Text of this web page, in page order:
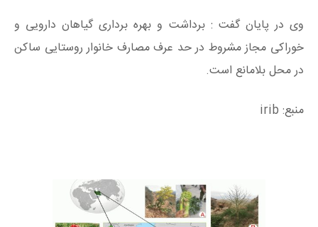
وی در پایان گفت : برداشت و بهره‌ برداری گیاهان دارویی و
خوراکی مجاز مشروط در حد عرف مصارف خانوار روستایی ساکن
در محل بلامانع است.
منبع: irib